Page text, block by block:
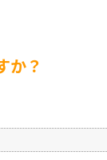
か？